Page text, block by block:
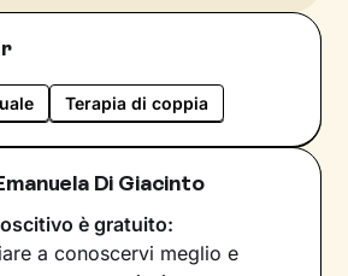
Terapia di coppia
Di Giacinto
è gratuito:
a conoscervi meglio e